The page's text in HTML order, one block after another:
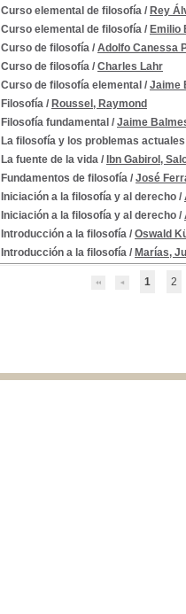
Curso elemental de filosofía / Rey
Curso elemental de filosofía / Emilio
Curso de filosofía / Adolfo Canessa
Curso de filosofía / Charles Lahr
Curso de filosofía elemental / Jaime
Filosofía / Roussel, Raymond
Filosofía fundamental / Jaime
La filosofía y los problemas actuales
La fuente de la vida / Ibn Gabirol,
Fundamentos de filosofía / José
Iniciación a la filosofía y al derecho /
Iniciación a la filosofía y al derecho /
Introducción a la filosofía / Oswald
Introducción a la filosofía / Marías,
1 2